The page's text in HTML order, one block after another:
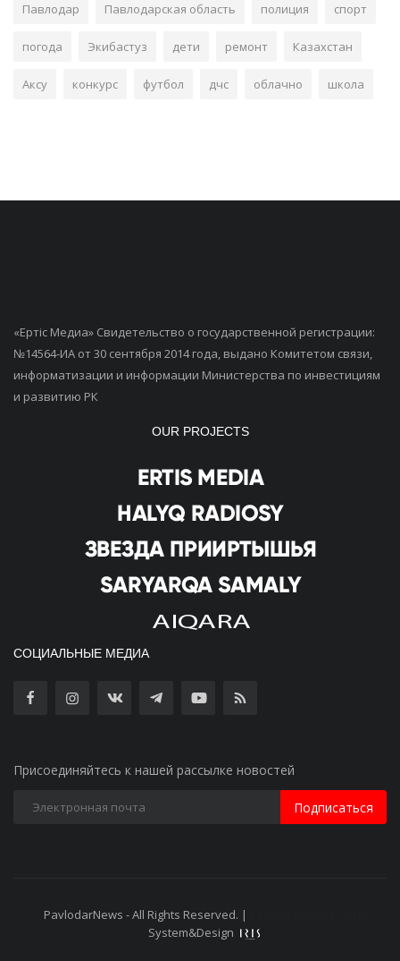
Павлодар Павлодарская область полиция спорт
погода Экибастуз дети ремонт Казахстан
Аксу конкурс футбол дчс облачно школа
«Ертiс Медиа» Свидетельство о государственной регистрации:
№14564-ИА от 30 сентября 2014 года, выдано Комитетом связи,
информатизации и информации Министерства по инвестициям
и развитию РК
OUR PROJECTS
СОЦИАЛЬНЫЕ МЕДИА
Присоединяйтесь к нашей рассылке новостей
Подписаться
PavlodarNews - All Rights Reserved. |
System&Design